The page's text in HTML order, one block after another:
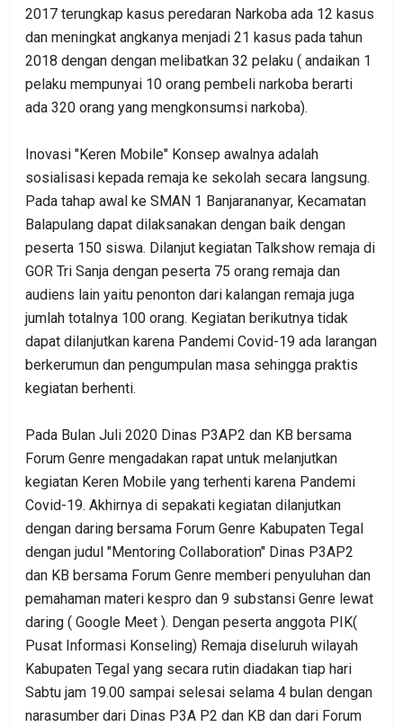
2017 terungkap kasus peredaran Narkoba ada 12 kasus
dan meningkat angkanya menjadi 21 kasus pada tahun
2018 dengan dengan melibatkan 32 pelaku ( andaikan 1
pelaku mempunyai 10 orang pembeli narkoba berarti
ada 320 orang yang mengkonsumsi narkoba).
Inovasi "Keren Mobile" Konsep awalnya adalah
sosialisasi kepada remaja ke sekolah secara langsung.
Pada tahap awal ke SMAN 1 Banjarananyar, Kecamatan
Balapulang dapat dilaksanakan dengan baik dengan
peserta 150 siswa. Dilanjut kegiatan Talkshow remaja di
GOR Tri Sanja dengan peserta 75 orang remaja dan
audiens lain yaitu penonton dari kalangan remaja juga
jumlah totalnya 100 orang. Kegiatan berikutnya tidak
dapat dilanjutkan karena Pandemi Covid-19 ada larangan
berkerumun dan pengumpulan masa sehingga praktis
kegiatan berhenti.
Pada Bulan Juli 2020 Dinas P3AP2 dan KB bersama
Forum Genre mengadakan rapat untuk melanjutkan
kegiatan Keren Mobile yang terhenti karena Pandemi
Covid-19. Akhirnya di sepakati kegiatan dilanjutkan
dengan daring bersama Forum Genre Kabupaten Tegal
dengan judul "Mentoring Collaboration" Dinas P3AP2
dan KB bersama Forum Genre memberi penyuluhan dan
pemahaman materi kespro dan 9 substansi Genre lewat
daring ( Google Meet ). Dengan peserta anggota PIK(
Pusat Informasi Konseling) Remaja diseluruh wilayah
Kabupaten Tegal yang secara rutin diadakan tiap hari
Sabtu jam 19.00 sampai selesai selama 4 bulan dengan
narasumber dari Dinas P3A P2 dan KB dan dari Forum